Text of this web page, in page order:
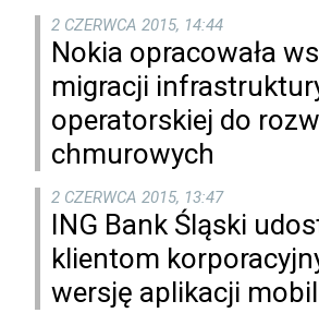
2 CZERWCA 2015, 14:44
Nokia opracowała
migracji
operatorskiej do
chmurowych
2 CZERWCA 2015, 13:47
ING Bank Śląski
klientom
wersję aplikacji